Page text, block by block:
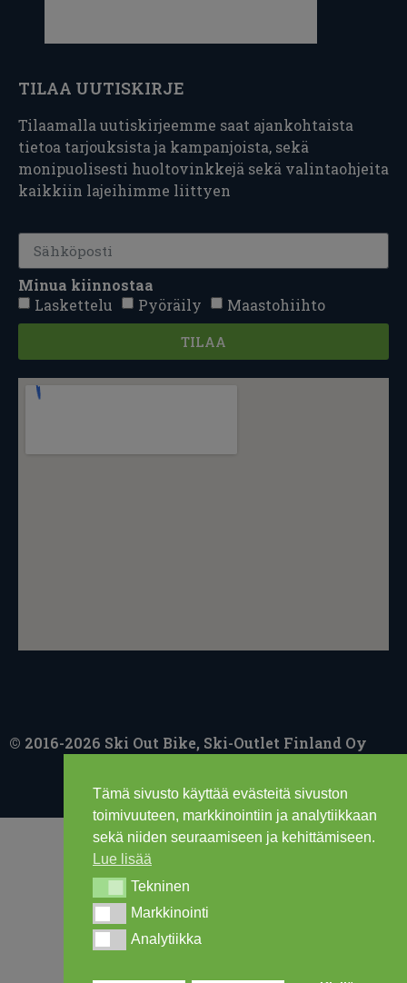
Tämä sivusto käyttää evästeitä sivuston
toimivuuteen, markkinointiin ja analytiikkaan
sekä niiden seuraamiseen ja kehittämiseen.
Lue lisää
TekninenTekninen
MarkkinointiMarkkinointi
AnalytiikkaAnalytiikka
TILAA UUTISKIRJE
Tilaamalla uutiskirjeemme saat ajankohtaista
tietoa tarjouksista ja kampanjoista, sekä
monipuolisesti huoltovinkkejä sekä valintaohjeita
kaikkiin lajeihimme liittyen
Minua kiinnostaa
Laskettelu
Pyöräily Maastohiihto
TILAA
© 2016-2026 Ski Out Bike, Ski-Outlet Finland Oy